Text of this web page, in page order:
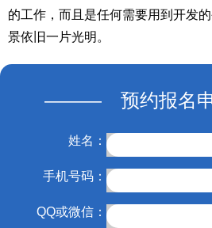
的工作，而且是任何需要用到开发
景依旧一片光明。
——— 预约报名
姓名：
手机号码：
QQ或微信：